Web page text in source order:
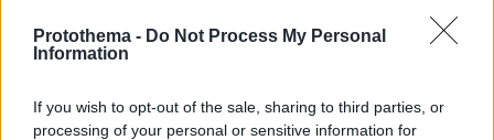
Protothema - Do Not Process My Personal
Information
If you wish to opt-out of the sale, sharing to third parties, or
processing of your personal or sensitive information for